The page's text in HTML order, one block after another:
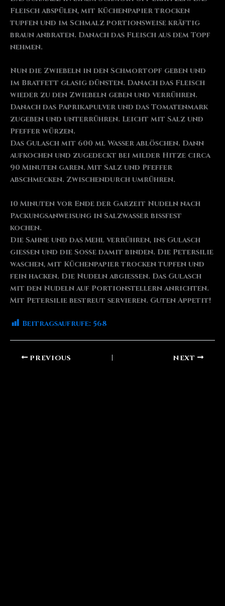
Fleisch abspülen, mit Küchenpapier trocken
tupfen und im Schmalz portionsweise kräftig
braun anbraten. Danach das Fleisch aus dem Topf
nehmen.
Nun die Zwiebeln in den Schmortopf geben und
im Bratfett glasig dünsten. Danach das Fleisch
wieder zu den Zwiebeln geben und verrühren.
Danach das Paprikapulver und das Tomatenmark
zugeben und unterrühren. Leicht mit Salz und
Pfeffer würzen.
Das Gulasch mit 600 ml Wasser ablöschen. Dann
aufkochen und zugedeckt bei milder Hitze circa
90 Minuten garen. Mit Salz und Pfeffer
abschmecken. Zwischendurch umrühren.
10 Minuten vor Ende der Garzeit Nudeln nach
Packungsanweisung in Salzwasser bissfest
kochen.
Die Sahne und das Mehl verrühren, ins Gulasch
gießen und die Soße damit binden. Die Petersilie
waschen, mit Küchenpapier trocken tupfen und
fein hacken. Die Nudeln abgießen. Das Gulasch
mit den Nudeln auf Portionstellern anrichten.
Mit Petersilie bestreut servieren. Guten Appetit!
Beitragsaufrufe: 568
PREVIOUS NEXT